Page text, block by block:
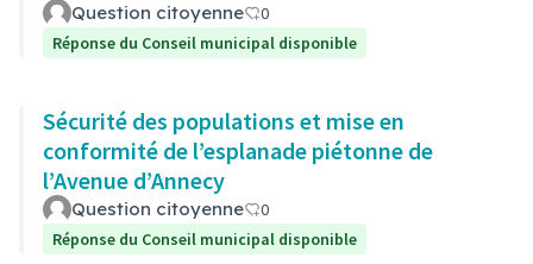
Question citoyenne
0
Réponse du Conseil municipal disponible
Sécurité des populations et mise en
conformité de l’esplanade piétonne de
l’Avenue d’Annecy
Question citoyenne
0
Réponse du Conseil municipal disponible